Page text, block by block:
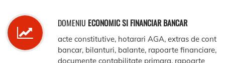
DOMENIU ECONOMIC SI FINANCIAR BANCAR
acte constitutive, hotarari AGA, extras de cont
bancar, bilanturi, balante, rapoarte financiare,
documente contabilitate primara, rapoarte